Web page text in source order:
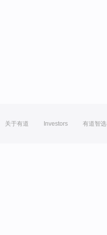
关于有道 Investors 有道智选